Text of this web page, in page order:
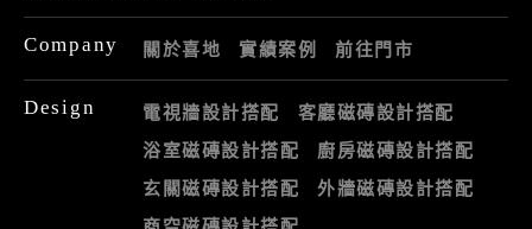
Company 關於喜地 實績案例 前往門市
Design 電視牆設計搭配
客廳磁磚設計搭配
浴室磁磚設計搭配
廚房磁磚設計搭配
玄關磁磚設計搭配
外牆磁磚設計搭配